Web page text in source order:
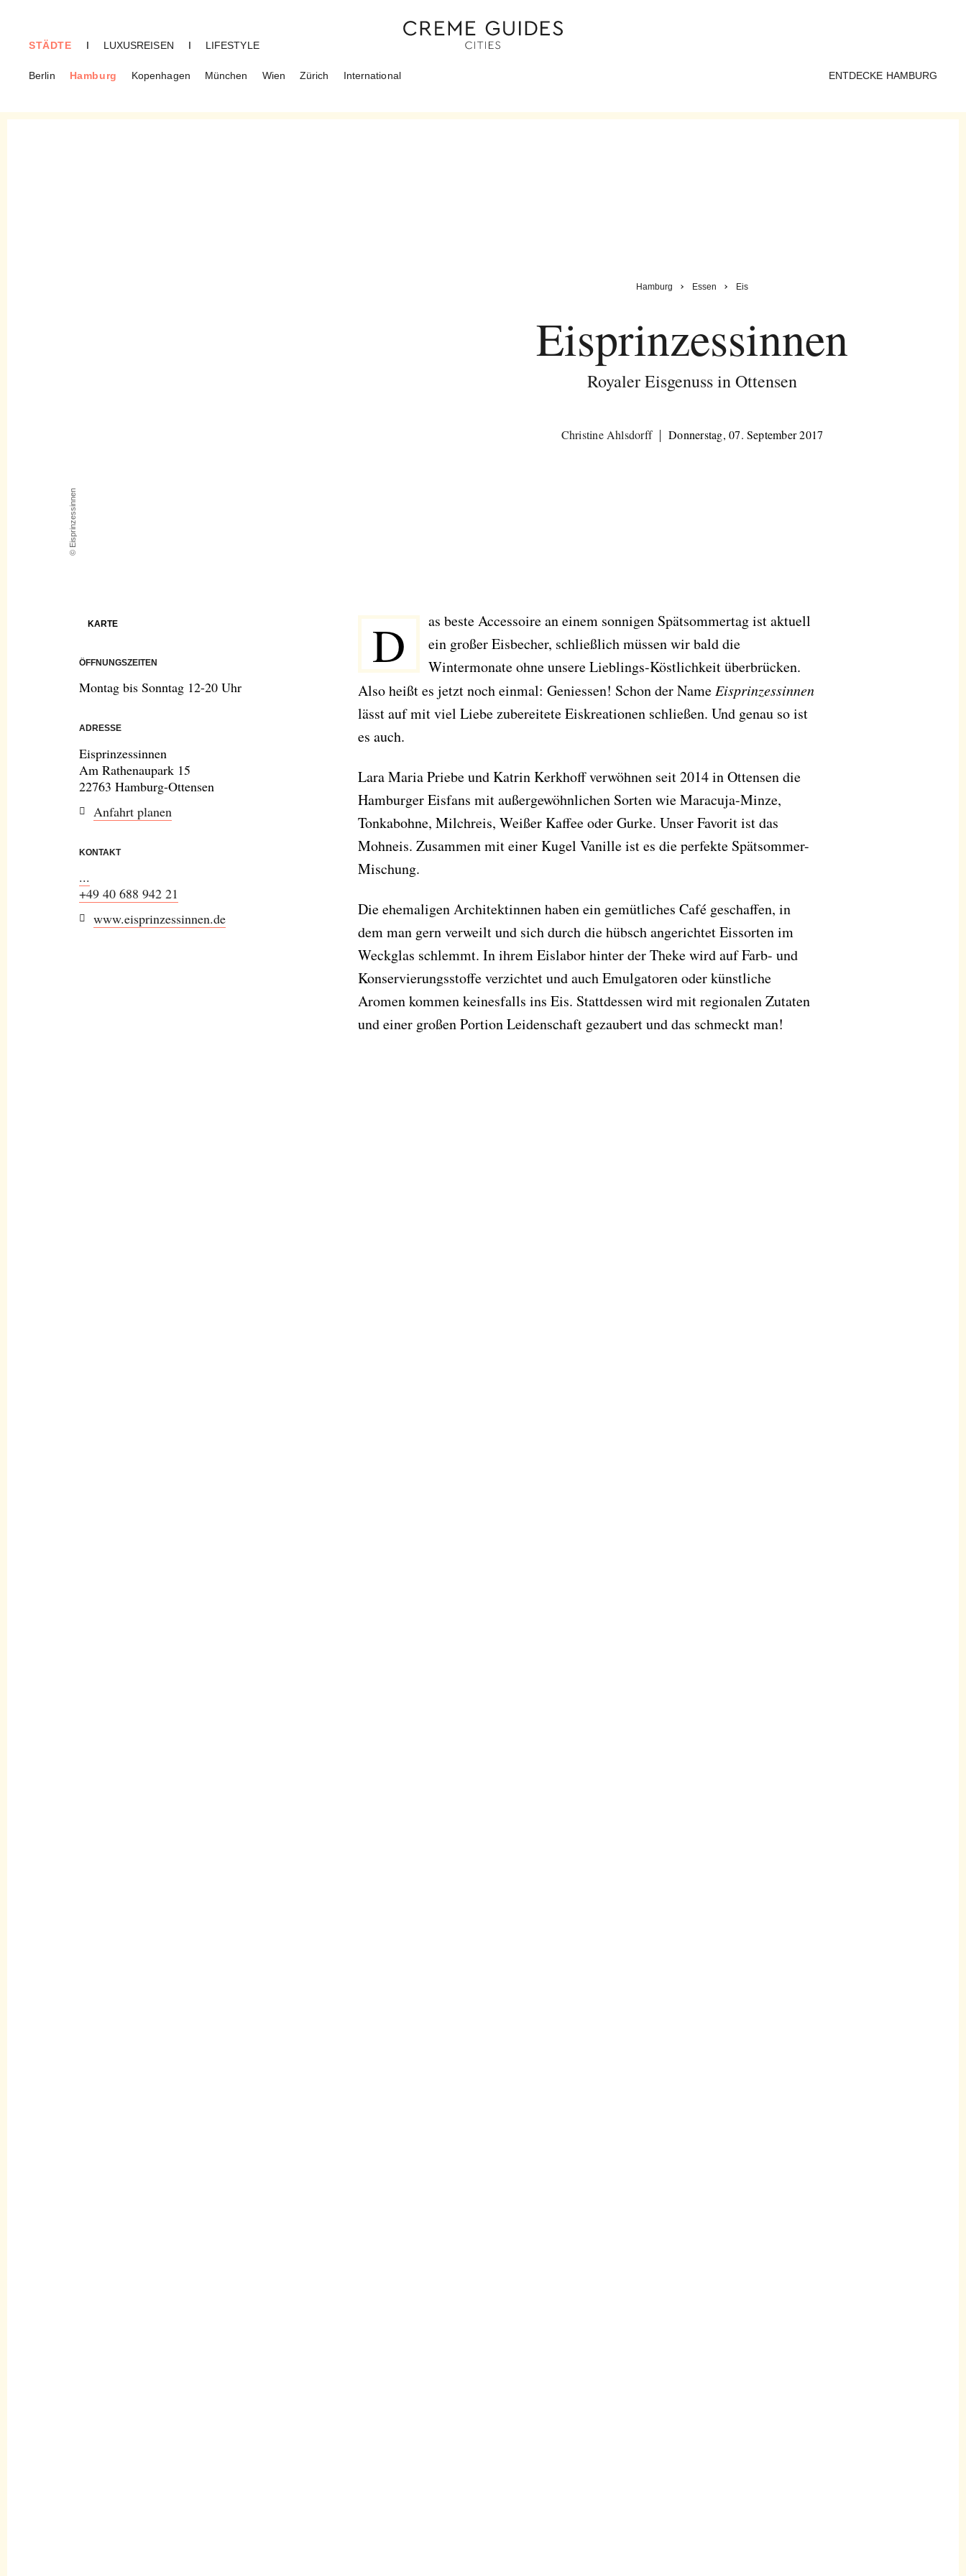
STÄDTE
Berlin Hamburg Kopenhagen München Wien Zürich International
I LUXUSREISEN I LIFESTYLE
ENTDECKE HAMBURG
Hamburg Essen Eis
Eisprinzessinnen
Royaler Eisgenuss in Ottensen
Christine Ahlsdorff Donnerstag, 07. September 2017
© Eisprinzessinnen
KARTE
ÖFFNUNGSZEITEN
Montag bis Sonntag 12-20 Uhr
ADRESSE
Eisprinzessinnen
Am Rathenaupark 15
22763 Hamburg-Ottensen
Anfahrt planen
KONTAKT
...
+49 40 688 942 21
www.eisprinzessinnen.de
D
as beste Accessoire an einem sonnigen Spätsommertag ist aktuell
ein großer Eisbecher, schließlich müssen wir bald die
Wintermonate ohne unsere Lieblings-Köstlichkeit überbrücken.
Also heißt es jetzt noch einmal: Geniessen! Schon der Name Eisprinzessinnen
lässt auf mit viel Liebe zubereitete Eiskreationen schließen. Und genau so ist
es auch.
Lara Maria Priebe und Katrin Kerkhoff verwöhnen seit 2014 in Ottensen die
Hamburger Eisfans mit außergewöhnlichen Sorten wie Maracuja-Minze,
Tonkabohne, Milchreis, Weißer Kaffee oder Gurke. Unser Favorit ist das
Mohneis. Zusammen mit einer Kugel Vanille ist es die perfekte Spätsommer-
Mischung.
Die ehemaligen Architektinnen haben ein gemütliches Café geschaffen, in
dem man gern verweilt und sich durch die hübsch angerichtet Eissorten im
Weckglas schlemmt. In ihrem Eislabor hinter der Theke wird auf Farb- und
Konservierungsstoffe verzichtet und auch Emulgatoren oder künstliche
Aromen kommen keinesfalls ins Eis. Stattdessen wird mit regionalen Zutaten
und einer großen Portion Leidenschaft gezaubert und das schmeckt man!